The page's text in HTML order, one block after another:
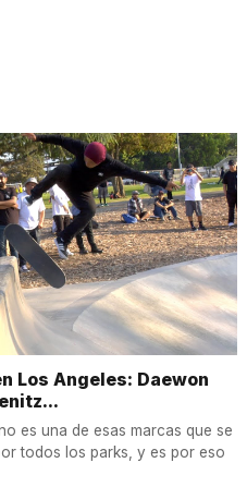
Los Angeles: Daewon
es una de esas marcas que se
todos los parks, y es por eso